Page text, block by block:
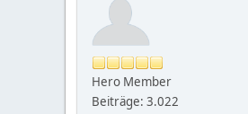
Hero Member
Beiträge: 3.022